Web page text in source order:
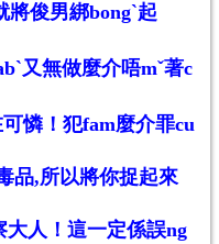
將俊男綁bongˋ起
又無做麼介唔mˇ著c
憐！犯fam麼介罪cu
品,所以將你捉起來
大人！這一定係誤ng